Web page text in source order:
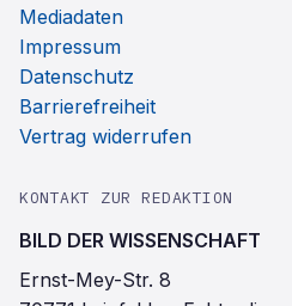
Mediadaten
Impressum
Datenschutz
Barrierefreiheit
Vertrag widerrufen
KONTAKT ZUR REDAKTION
BILD DER WISSENSCHAFT
Ernst-Mey-Str. 8